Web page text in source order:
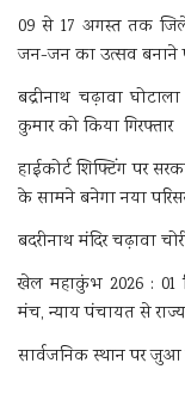
09 से 17 अगस्त तक
जन-जन का उत्सव बनाने
बद्रीनाथ चढ़ावा
कुमार को किया गिरफ्तार
हाईकोर्ट शिफ्टिंग पर
के सामने बनेगा नया
बदरीनाथ मंदिर चढ़ावा
खेल महाकुंभ 2026 : 01
मंच, न्याय पंचायत से राज्य
सार्वजनिक स्थान पर